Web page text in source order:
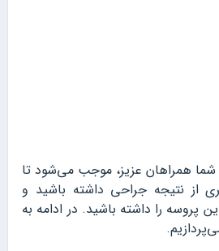
همراهان عزیز، موجب می‌شود تا
از نتیجه جراحی داشته باشید و
پروسه را داشته باشید. در ادامه به